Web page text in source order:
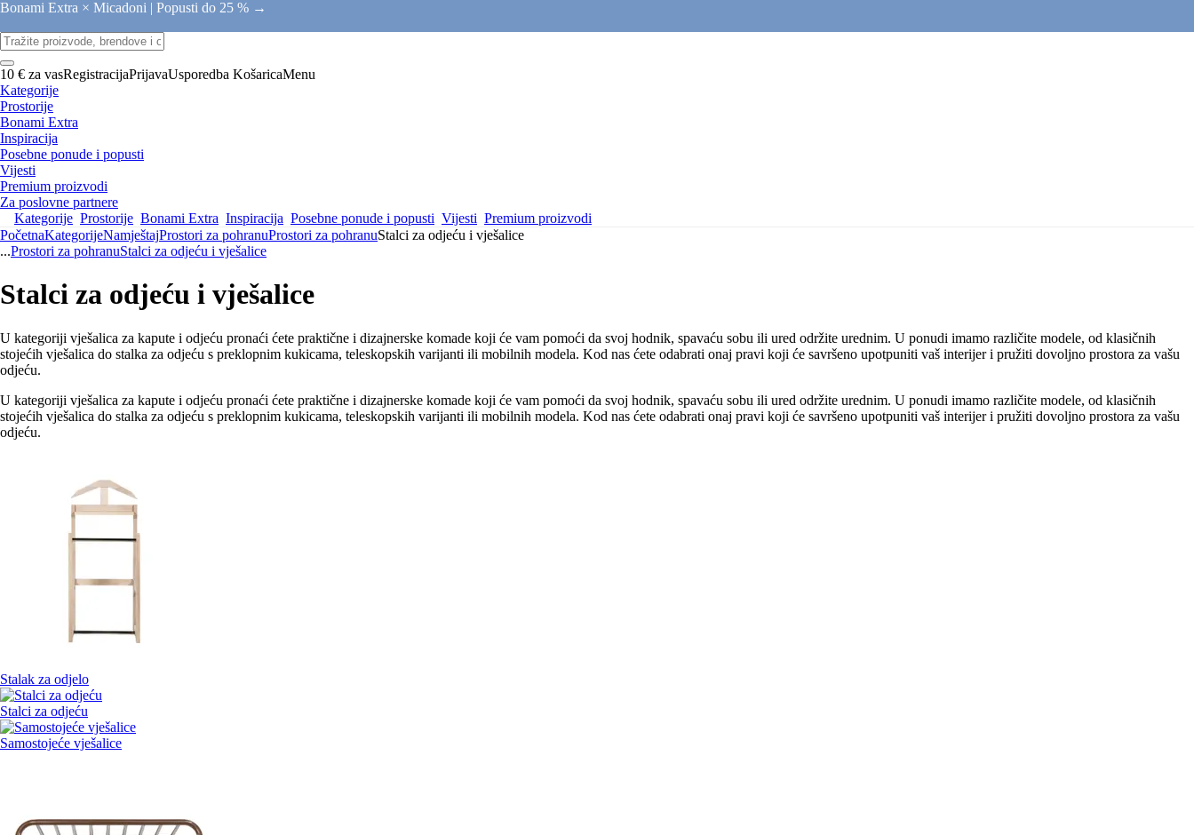
Bonami Extra × Micadoni | Popusti do 25 % →
10 € za vasRegistracijaPrijavaUsporedba KošaricaMenu
Kategorije
Prostorije
Bonami Extra
Inspiracija
Posebne ponude i popusti
Vijesti
Premium proizvodi
Za poslovne partnere
Kategorije Prostorije Bonami Extra Inspiracija Posebne ponude i popusti Vijesti Premium proizvodi
PočetnaKategorijeNamještajProstori za pohranuProstori za pohranuStalci za odjeću i vješalice
...Prostori za pohranuStalci za odjeću i vješalice
Stalci za odjeću i vješalice
U kategoriji vješalica za kapute i odjeću pronaći ćete praktične i dizajnerske komade koji će vam pomoći da svoj hodnik, spavaću sobu ili ured održite urednim. U ponudi imamo različite modele, od klasičnih
stojećih vješalica do stalka za odjeću s preklopnim kukicama, teleskopskih varijanti ili mobilnih modela. Kod nas ćete odabrati onaj pravi koji će savršeno upotpuniti vaš interijer i pružiti dovoljno prostora za vašu
odjeću.
U kategoriji vješalica za kapute i odjeću pronaći ćete praktične i dizajnerske komade koji će vam pomoći da svoj hodnik, spavaću sobu ili ured održite urednim. U ponudi imamo različite modele, od klasičnih
stojećih vješalica do stalka za odjeću s preklopnim kukicama, teleskopskih varijanti ili mobilnih modela. Kod nas ćete odabrati onaj pravi koji će savršeno upotpuniti vaš interijer i pružiti dovoljno prostora za vašu
odjeću.
Stalak za odjelo
Stalci za odjeću
Samostojeće vješalice